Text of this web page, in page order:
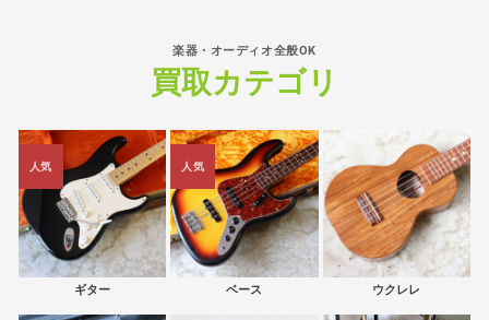
楽器・オーディオ全般OK
買取カテゴリ
人気
ギター
人気
ベース ウクレレ